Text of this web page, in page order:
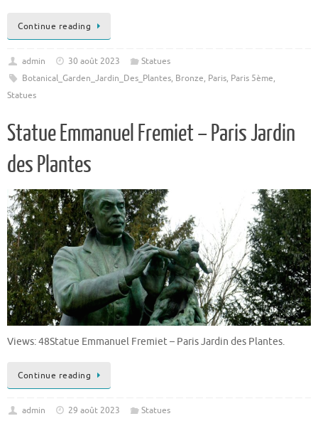
Continue reading
admin 30 août 2023
Statues
Botanical_Garden_Jardin_Des_Plantes, Bronze, Paris, Paris 5ème,
Statues
Statue Emmanuel Fremiet – Paris Jardin
des Plantes
Views: 48Statue Emmanuel Fremiet – Paris Jardin des Plantes.
Continue reading
admin 29 août 2023
Statues